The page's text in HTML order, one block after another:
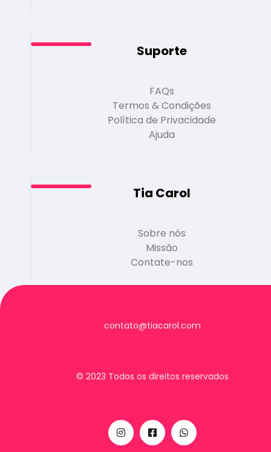
Suporte
FAQs
Termos & Condições
Política de Privacidade
Ajuda
Tia Carol
Sobre nós
Missão
Contate-nos
contato@tiacarol.com
© 2023 Todos os direitos reservados